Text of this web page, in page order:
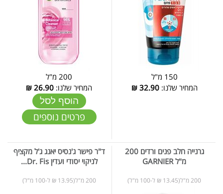
150 מ"ל
המחיר שלנו:32.90
₪
200 מ"ל
המחיר שלנו: 26.90
₪
הוסף לסל
פרטים נוספים
גרנייה חלב פנים ורדים 200
מ"ל GARNIER
200 מ"ל(13.45 ₪ ל-100 מ"ל)
ד"ר פישר ג'נסיס יאנג ג'ל מקציף
לניקוי יסודי ועדין Dr. Fis...
200 מ"ל(13.95 ₪ ל-100 מ"ל)